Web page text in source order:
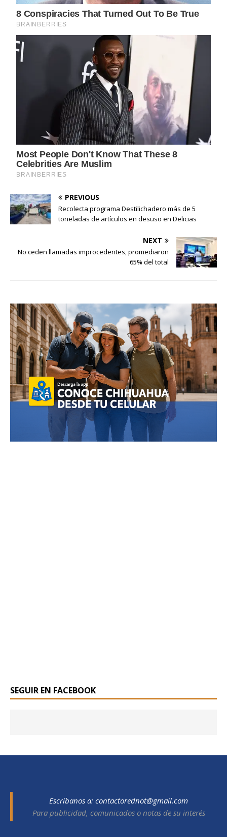
PREVIOUS
Recolecta programa Destilichadero más de 5
toneladas de artículos en desuso en Delicias
NEXT
No ceden llamadas improcedentes, promediaron
65% del total
SEGUIR EN FACEBOOK
Escríbanos a: contactorednot@gmail.com
Para publicidad, comunicados o notas de su interés